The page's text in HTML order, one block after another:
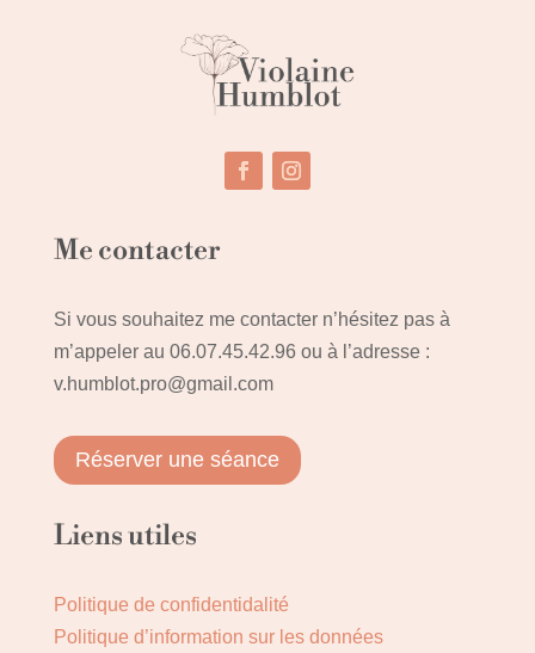
Me contacter
Si vous souhaitez me contacter n’hésitez pas à
m’appeler au 06.07.45.42.96 ou à l’adresse :
v.humblot.pro@gmail.com
Réserver une séance
Liens utiles
Politique de confidentidalité
Politique d’information sur les données